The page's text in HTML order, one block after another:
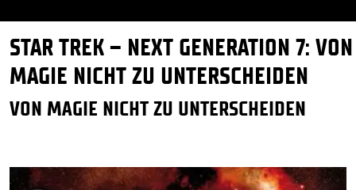
STAR TREK – NEXT GENERATION 7: VON
MAGIE NICHT ZU UNTERSCHEIDEN
VON MAGIE NICHT ZU UNTERSCHEIDEN